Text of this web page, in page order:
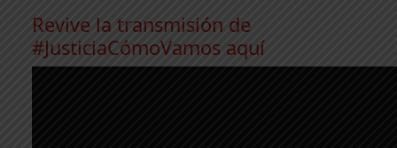
Revive la transmisión de
#JusticiaCómoVamos aquí